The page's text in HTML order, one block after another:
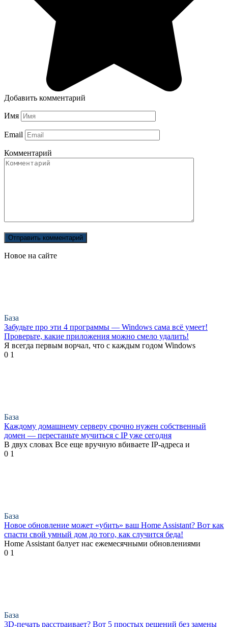
Добавить комментарий
Имя
Email
Комментарий
Новое на сайте
База
Забудьте про эти 4 программы — Windows сама всё умеет!
Проверьте, какие приложения можно смело удалить!
Я всегда первым ворчал, что с каждым годом Windows
0 1
База
Каждому домашнему серверу срочно нужен собственный
домен — перестаньте мучиться с IP уже сегодня
В двух словах Все еще вручную вбиваете IP-адреса и
0 1
База
Новое обновление может «убить» ваш Home Assistant? Вот как
спасти свой умный дом до того, как случится беда!
Home Assistant балует нас ежемесячными обновлениями
0 1
База
3D-печать расстраивает? Вот 5 простых решений без замены